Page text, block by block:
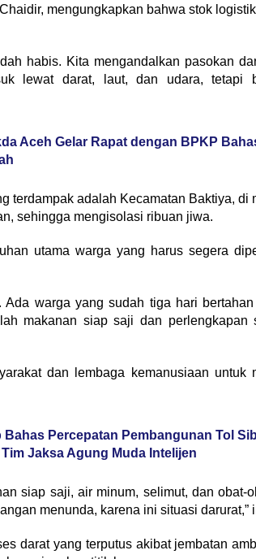
mengungkapkan bahwa stok
habis. Kita mengandalkan pasokan
lewat darat, laut, dan udara, tetapi
Aceh Gelar Rapat dengan BPKP
terdampak adalah Kecamatan Baktiya,
sehingga mengisolasi ribuan jiwa.
utama warga yang harus segera
Ada warga yang sudah tiga hari
makanan siap saji dan perlengkapan
dan lembaga kemanusiaan untuk
Bahas Percepatan Pembangunan Tol
Jaksa Agung Muda Intelijen
siap saji, air minum, selimut, dan
menunda, karena ini situasi darurat,”
darat yang terputus akibat jembatan